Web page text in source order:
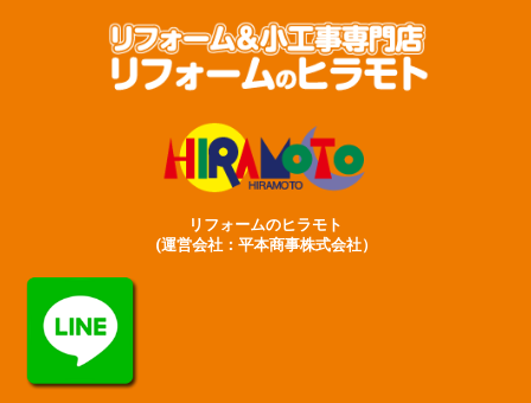
リフォームのヒラモト
(運営会社：平本商事株式会社）